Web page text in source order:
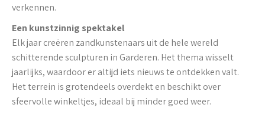
verkennen.
Een kunstzinnig spektakel
Elk jaar creëren zandkunstenaars uit de hele wereld
schitterende sculpturen in Garderen. Het thema wisselt
jaarlijks, waardoor er altijd iets nieuws te ontdekken valt.
Het terrein is grotendeels overdekt en beschikt over
sfeervolle winkeltjes, ideaal bij minder goed weer.